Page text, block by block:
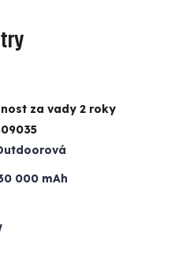
za vady 2 roky
000 mAh